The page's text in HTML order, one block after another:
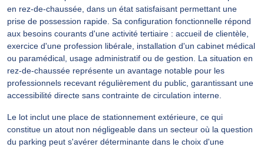
en rez-de-chaussée, dans un état satisfaisant permettant une
prise de possession rapide. Sa configuration fonctionnelle répond
aux besoins courants d'une activité tertiaire : accueil de clientèle,
exercice d'une profession libérale, installation d'un cabinet médical
ou paramédical, usage administratif ou de gestion. La situation en
rez-de-chaussée représente un avantage notable pour les
professionnels recevant régulièrement du public, garantissant une
accessibilité directe sans contrainte de circulation interne.
Le lot inclut une place de stationnement extérieure, ce qui
constitue un atout non négligeable dans un secteur où la question
du parking peut s'avérer déterminante dans le choix d'une